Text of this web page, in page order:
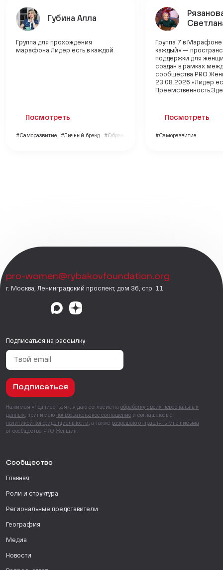
Губина Алла
Группа для прохождения
марафона Лидер есть в каждой
Посмотреть
#Саморазвитие #Личный бренд #Образование
Группа 7 в Марафоне
каждый» —
поддержки для
создан в рамках
сообщества PRO
23.08.2026 «Лидер
Посмотреть
#Саморазвитие
pro-women@rybakovfoundation.org
г. Москва, Ленинградский проспект, дом 36, стр. 11
Подписаться на рассылку
Подписаться
Нажимая «Подписаться», я даю согласие на обработку своих персональных
данных , принимаю пользовательское соглашение и соглашаюсь с
политикой конфиденциальности , а также разрешаю отправлять мне письма
от сообщества PRO Женщин.
Сообщество
Главная
Роли и структура
Региональные представители
География
Медиа
Новости